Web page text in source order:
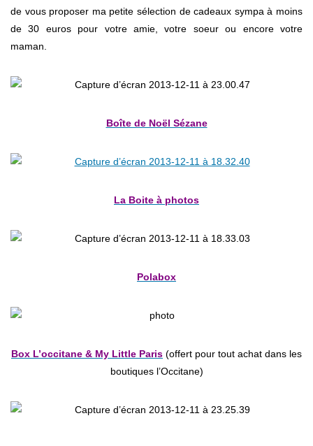
de vous proposer ma petite sélection de cadeaux sympa à moins
de 30 euros pour votre amie, votre soeur ou encore votre
maman.
Boîte de Noël Sézane
La Boite à photos
Polabox
Box L’occitane & My Little Paris (offert pour tout achat dans les
boutiques l’Occitane)